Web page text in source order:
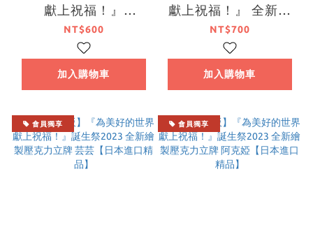
獻上祝福！』
Valentine2026 全新
繪製壓克力立牌 系列
【日本進口精品】
NT$600
加入購物車
獻上祝福！』 全新繪
製壓克力立牌 女僕
Ver. 系列 【日本進口
精品】
NT$700
加入購物車
會員獨享 會員獨享